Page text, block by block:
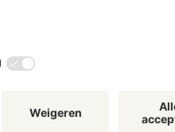
planregels niet
niet uitgesloten dat
prijs) en een grote